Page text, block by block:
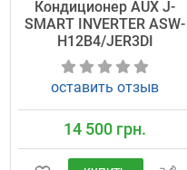
Кондиционер AUX J-
SMART INVERTER ASW-
H12B4/JER3DI
оставить отзыв
14 500 грн.